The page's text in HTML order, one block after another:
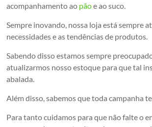
acompanhamento ao pãoe ao suco.
Sempre inovando, nossa loja está sempre
necessidades e as tendências de produtos.
Sabendo disso estamos sempre
atualizarmos nosso estoque para que tal
abalada.
Além disso, sabemos que toda campanha
Para tanto cuidamos para que não falte o